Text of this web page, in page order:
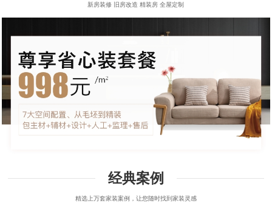
135*****3698
已成功计算报价
张先生
159*****5682
已成功计算报价
已成功计算报价
新房装修 旧房改造 精装房 全屋定制
经典案例
精选上万套家装案例，让您随时找到家装灵感